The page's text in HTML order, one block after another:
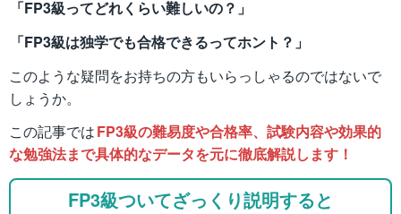
「FP3級ってどれくらい難しいの？」
「FP3級は独学でも合格できるってホント？」
このような疑問をお持ちの方もいらっしゃるのではないで
しょうか。
この記事ではFP3級の難易度や合格率、試験内容や効果的
な勉強法まで具体的なデータを元に徹底解説します！
FP3級ついてざっくり説明すると